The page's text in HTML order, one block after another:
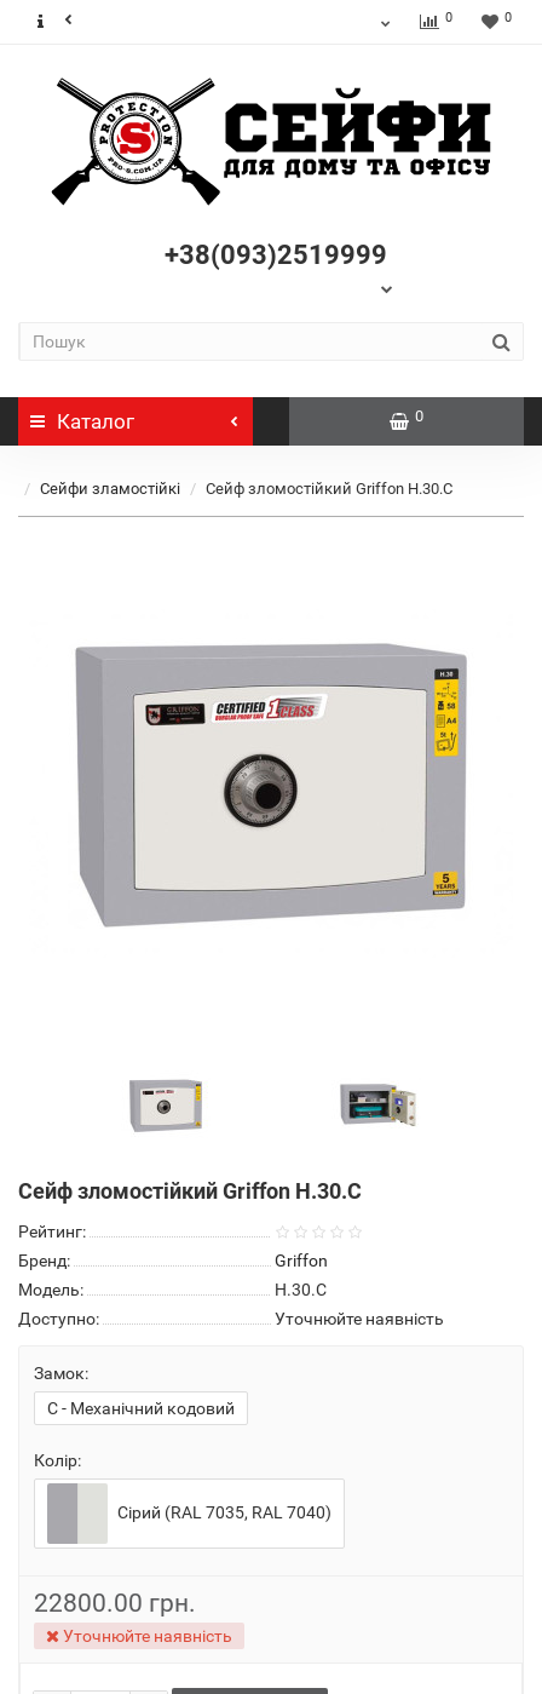
0 0
+38(093)2519999
Каталог 0
Сейфи зламостійкі Сейф зломостійкий Griffon H.30.C
Сейф зломостійкий Griffon H.30.C
Рейтинг:
Бренд:
Griffon
Модель:
H.30.C
Доступно:
Уточнюйте наявність
Замок:
C - Механічний кодовий
Колір:
Сірий (RAL 7035, RAL 7040)
22800.00 грн.
Уточнюйте наявність